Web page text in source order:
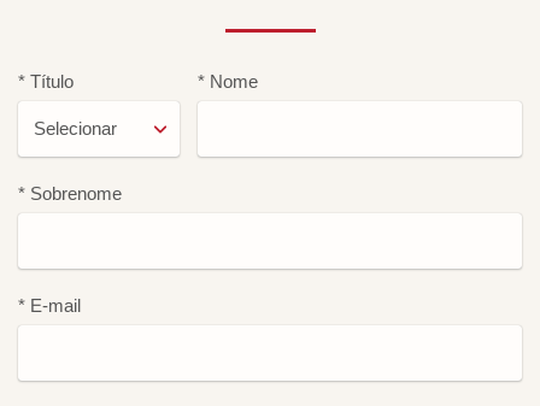
* Título * Nome
* Sobrenome
* E-mail